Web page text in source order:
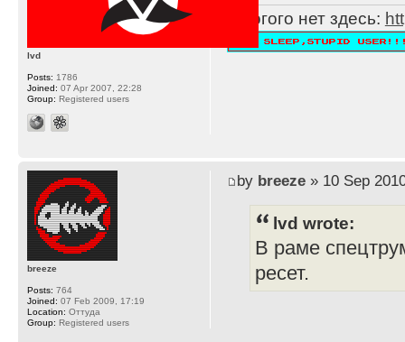
Многого нет здесь:
lvd
Posts: 1786
Joined: 07 Apr 2007, 22:28
Group: Registered users
by breeze» 10 Sep
lvd wrote:
В раме
ресет.
breeze
Posts: 764
Joined: 07 Feb 2009, 17:19
Location: Оттуда
Group: Registered users